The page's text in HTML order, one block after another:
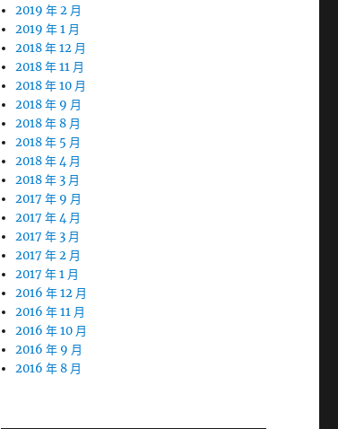
2019 年 2 月
2019 年 1 月
2018 年 12 月
2018 年 11 月
2018 年 10 月
2018 年 9 月
2018 年 8 月
2018 年 5 月
2018 年 4 月
2018 年 3 月
2017 年 9 月
2017 年 4 月
2017 年 3 月
2017 年 2 月
2017 年 1 月
2016 年 12 月
2016 年 11 月
2016 年 10 月
2016 年 9 月
2016 年 8 月